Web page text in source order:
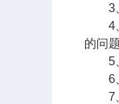
3、
4、
的问
5、
6、
7、